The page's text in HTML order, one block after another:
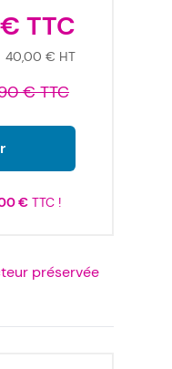
40,00 €
€
€TTC !
préservée